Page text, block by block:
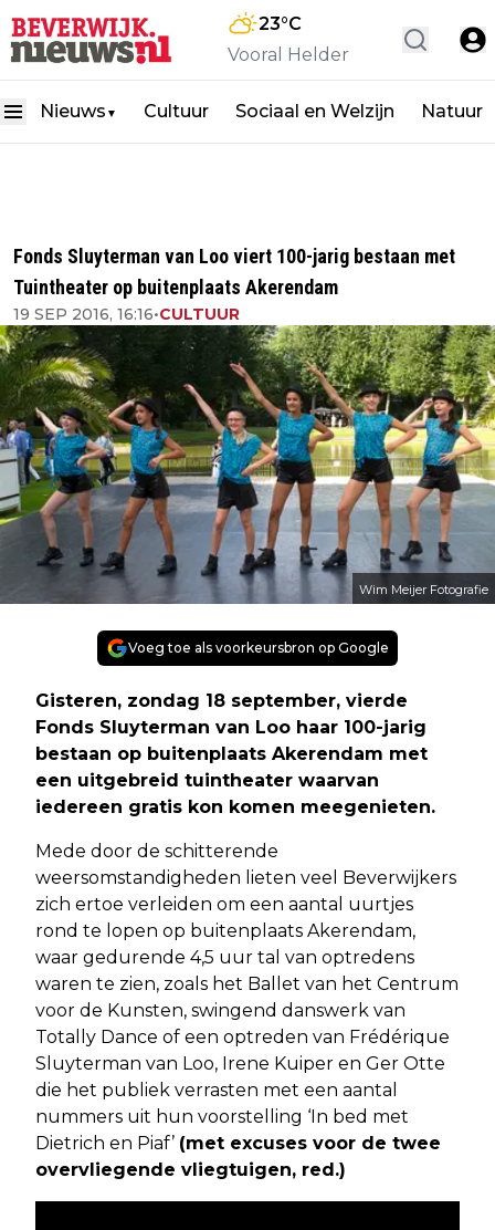
23°C
Vooral Helder
Nieuws ▼ Cultuur Sociaal en Welzijn Natuur
Fonds Sluyterman van Loo viert 100-jarig bestaan met
Tuintheater op buitenplaats Akerendam
19 SEP 2016, 16:16•CULTUUR
Wim Meijer Fotografie
Voeg toe als voorkeursbron op Google
Gisteren, zondag 18 september, vierde
Fonds Sluyterman van Loo haar 100-jarig
bestaan op buitenplaats Akerendam met
een uitgebreid tuintheater waarvan
iedereen gratis kon komen meegenieten.
Mede door de schitterende
weersomstandigheden lieten veel Beverwijkers
zich ertoe verleiden om een aantal uurtjes
rond te lopen op buitenplaats Akerendam,
waar gedurende 4,5 uur tal van optredens
waren te zien, zoals het Ballet van het Centrum
voor de Kunsten, swingend danswerk van
Totally Dance of een optreden van Frédérique
Sluyterman van Loo, Irene Kuiper en Ger Otte
die het publiek verrasten met een aantal
nummers uit hun voorstelling ‘In bed met
Dietrich en Piaf’ (met excuses voor de twee
overvliegende vliegtuigen, red.)